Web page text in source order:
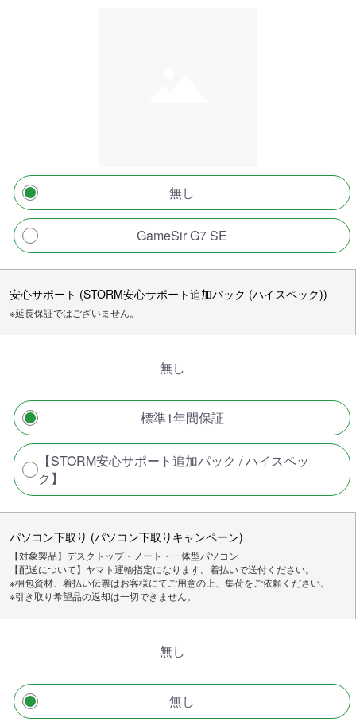
無し
GameSir G7 SE
安心サポート (STORM安心サポート追加パック (ハイスペック))
※延長保証ではございません。
無し
標準1年間保証
【STORM安心サポート追加パック / ハイスペッ
ク】
パソコン下取り (パソコン下取りキャンペーン)
【対象製品】デスクトップ・ノート・一体型パソコン
【配送について】ヤマト運輸指定になります。着払いで送付ください。
※梱包資材、着払い伝票はお客様にてご用意の上、集荷をご依頼ください。
※引き取り希望品の返却は一切できません。
無し
無し